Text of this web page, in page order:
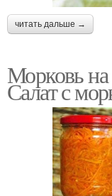
читать дальше →
Морковь на
Салат с